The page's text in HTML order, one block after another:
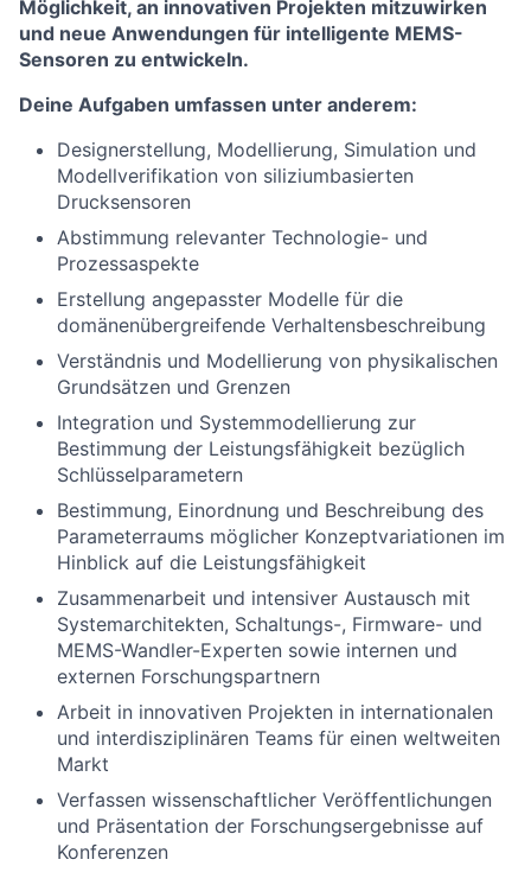
Möglichkeit, an innovativen Projekten mitzuwirken
und neue Anwendungen für intelligente MEMS-
Sensoren zu entwickeln.
Deine Aufgaben umfassen unter anderem:
Designerstellung, Modellierung, Simulation und
Modellverifikation von siliziumbasierten
Drucksensoren
Abstimmung relevanter Technologie- und
Prozessaspekte
Erstellung angepasster Modelle für die
domänenübergreifende Verhaltensbeschreibung
Verständnis und Modellierung von physikalischen
Grundsätzen und Grenzen
Integration und Systemmodellierung zur
Bestimmung der Leistungsfähigkeit bezüglich
Schlüsselparametern
Bestimmung, Einordnung und Beschreibung des
Parameterraums möglicher Konzeptvariationen im
Hinblick auf die Leistungsfähigkeit
Zusammenarbeit und intensiver Austausch mit
Systemarchitekten, Schaltungs-, Firmware- und
MEMS-Wandler-Experten sowie internen und
externen Forschungspartnern
Arbeit in innovativen Projekten in internationalen
und interdisziplinären Teams für einen weltweiten
Markt
Verfassen wissenschaftlicher Veröffentlichungen
und Präsentation der Forschungsergebnisse auf
Konferenzen